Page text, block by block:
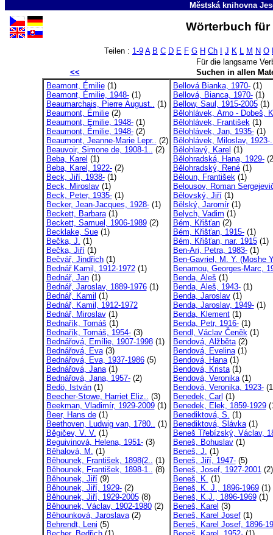
Městská knihovna
Wörterbuch
Teilen : 1-9 A B C D E F G H Ch J K L M N O
Für die langsame
<<
Suchen in allen
Beamont, Émilie(1)
Beamont, Émilie, 1948-(1)
Beaumarchais, Pierre August.. (1)
Beaumont, Émilie(2)
Beaumont, Emilie, 1948-(1)
Beaumont, Émilie, 1948-(2)
Beaumont, Jeanne-Marie Lepr.. (2)
Beauvoir, Simone de, 1908-1.. (2)
Beba, Karel (1)
Beba, Karel, 1922-(2)
Beck, Jiří, 1938-(1)
Beck, Miroslav(1)
Beck, Peter, 1935-(1)
Becker, Jean-Jacques, 1928-(1)
Beckett, Barbara(1)
Beckett, Samuel, 1906-1989(2)
Becklake, Sue(1)
Bečka, J. (1)
Bečka, Jiří(1)
Bečvář, Jindřich(1)
Bednář Kamil, 1912-1972(1)
Bednář, Jan(1)
Bednář, Jaroslav, 1889-1976(1)
Bednář, Kamil (1)
Bednář, Kamil, 1912-1972
Bednář, Miroslav(1)
Bednařík, Tomáš (1)
Bednařík, Tomáš, 1954-(3)
Bednářová, Emílie, 1907-1998(1)
Bednářová, Eva(3)
Bednářová, Eva, 1937-1986(5)
Bednářová, Jana(1)
Bednářová, Jana, 1957-(2)
Bedö, István(1)
Beecher-Stowe, Harriet Eliz.. (3)
Beekman, Vladimír, 1929-2009(1)
Beer, Hans de(1)
Beethoven, Ludwig van, 1780.. (1)
Běgičev, V. V. (1)
Beguivinová, Helena, 1951-(3)
Běhalová, M. (1)
Běhounek, František, 1898(2.. (1)
Běhounek, František, 1898-1.. (8)
Běhounek, Jiří(9)
Běhounek, Jiří, 1929-(2)
Běhounek, Jiří, 1929-2005(8)
Běhounek, Václav, 1902-1980(2)
Běhounková, Jaroslava(2)
Behrendt, Leni (5)
Bellová Bianka, 1970-(1)
Bellová, Bianca, 1970-(1)
Bellow, Saul, 1915-2005(1)
Bělohlávek, Arno - Dobeš,
Bělohlávek, František(1)
Bělohlávek, Jan, 1935-(1)
Bělohlávek, Miloslav, 1923-
Bělohlavý, Karel (1)
Bělohradská, Hana, 1929-
Bělohradský, René(1)
Běloun, František(1)
Belousov, Roman
Bělovský, Jiří(1)
Bělský, Jaromír(1)
Belych, Vadim (1)
Bém, Křišťan(2)
Bém, Křišťan, 1915-(1)
Bém, Křišťan, nar. 1915(1)
Ben-Ari, Petra, 1983-(1)
Ben-Gavriel, M. Y. (Moshe
Benamou, Georges-Marc,
Benda, Aleš (1)
Benda, Aleš, 1943-(1)
Benda, Jaroslav(1)
Benda, Jaroslav, 1949-(1)
Benda, Klement(1)
Benda, Petr, 1916-(1)
Bendl, Václav Čeněk(1)
Bendová, Alžběta(2)
Bendová, Evelina(1)
Bendová, Hana(1)
Bendová, Krista(1)
Bendová, Veronika(1)
Bendová, Veronika, 1923-
Benedek, Carl (1)
Benedek, Elek, 1859-1929
Benediktová, S. (1)
Benediktová, Slávka(1)
Beneš Třebízský, Václav,
Beneš, Bohuslav(1)
Beneš, J. (1)
Beneš, Jiří, 1947-(5)
Beneš, Josef, 1927-2001(2)
Beneš, K. (1)
Beneš, K. J., 1896-1969(1)
Beneš, K.J., 1896-1969(1)
Beneš, Karel (3)
Beneš, Karel Josef(1)
Beneš, Karel Josef, 1896-